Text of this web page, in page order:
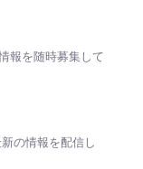
報を随時募集して
の情報を配信し